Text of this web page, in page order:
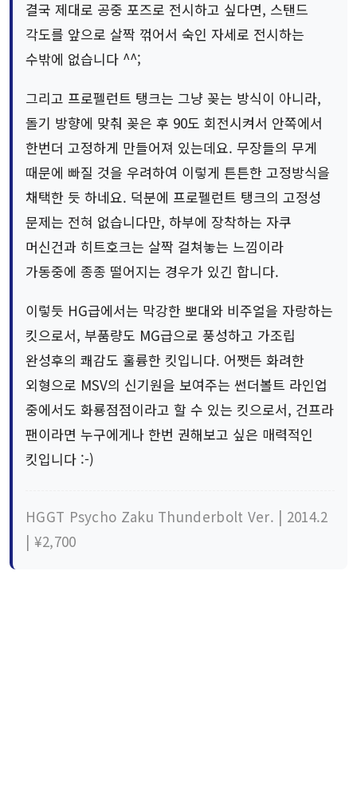
결국 제대로 공중 포즈로 전시하고 싶다면, 스탠드
각도를 앞으로 살짝 꺾어서 숙인 자세로 전시하는
수밖에 없습니다 ^^;
그리고 프로펠런트 탱크는 그냥 꽂는 방식이 아니라,
돌기 방향에 맞춰 꽂은 후 90도 회전시켜서 안쪽에서
한번더 고정하게 만들어져 있는데요. 무장들의 무게
때문에 빠질 것을 우려하여 이렇게 튼튼한 고정방식을
채택한 듯 하네요. 덕분에 프로펠런트 탱크의 고정성
문제는 전혀 없습니다만, 하부에 장착하는 자쿠
머신건과 히트호크는 살짝 걸쳐놓는 느낌이라
가동중에 종종 떨어지는 경우가 있긴 합니다.
이렇듯 HG급에서는 막강한 뽀대와 비주얼을 자랑하는
킷으로서, 부품량도 MG급으로 풍성하고 가조립
완성후의 쾌감도 훌륭한 킷입니다. 어쨋든 화려한
외형으로 MSV의 신기원을 보여주는 썬더볼트 라인업
중에서도 화룡점점이라고 할 수 있는 킷으로서, 건프라
팬이라면 누구에게나 한번 권해보고 싶은 매력적인
킷입니다 :-)
HGGT Psycho Zaku Thunderbolt Ver. | 2014.2
| ¥2,700